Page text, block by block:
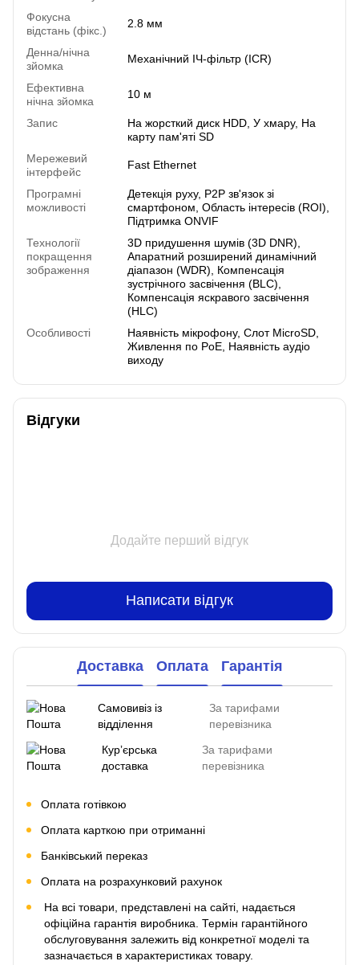
Фокусна
відстань (фікс.)
2.8 мм
Денна/нічна
зйомка
Механічний ІЧ-фільтр (ICR)
Ефективна
нічна зйомка
10 м
Запис
На жорсткий диск HDD, У хмару, На
карту пам'яті SD
Мережевий
інтерфейс
Fast Ethernet
Програмні
можливості
Детекція руху, P2P зв'язок зі
смартфоном, Область інтересів (ROI),
Підтримка ONVIF
Технології
покращення
зображення
3D придушення шумів (3D DNR),
Апаратний розширений динамічний
діапазон (WDR), Компенсація
зустрічного засвічення (BLC),
Компенсація яскравого засвічення
(HLC)
Особливості
Наявність мікрофону, Слот MicroSD,
Живлення по PoE, Наявність аудіо
виходу
Відгуки
Додайте перший відгук
Написати відгук
Доставка Оплата Гарантія
Самовивіз із
відділення
За тарифами
перевізника
Курʼєрська
доставка
За тарифами
перевізника
Оплата готівкою
Оплата карткою при отриманні
Банківський переказ
Оплата на розрахунковий рахунок
На всі товари, представлені на сайті, надається
офіційна гарантія виробника. Термін гарантійного
обслуговування залежить від конкретної моделі та
зазначається в характеристиках товару.